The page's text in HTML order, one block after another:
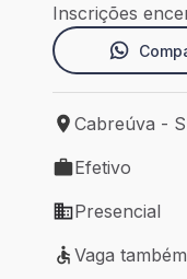
Inscrições
Local de
Cabreúva -
Tipo de vaga:
Efetivo
Modelo de
Presencial
Vaga também
Vaga